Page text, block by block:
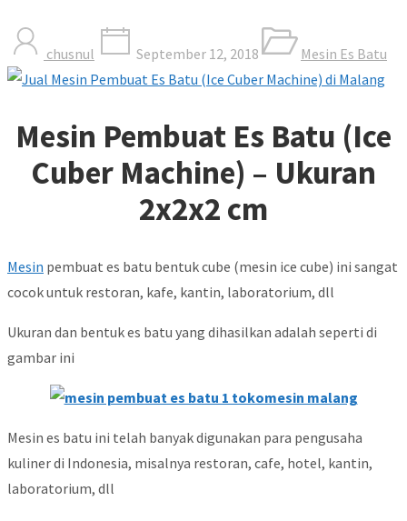
chusnul September 12, 2018 Mesin Es Batu
Mesin Pembuat Es Batu (Ice
Cuber Machine) – Ukuran
2x2x2 cm
Mesin pembuat es batu bentuk cube (mesin ice cube) ini sangat
cocok untuk restoran, kafe, kantin, laboratorium, dll
Ukuran dan bentuk es batu yang dihasilkan adalah seperti di
gambar ini
Mesin es batu ini telah banyak digunakan para pengusaha
kuliner di Indonesia, misalnya restoran, cafe, hotel, kantin,
laboratorium, dll